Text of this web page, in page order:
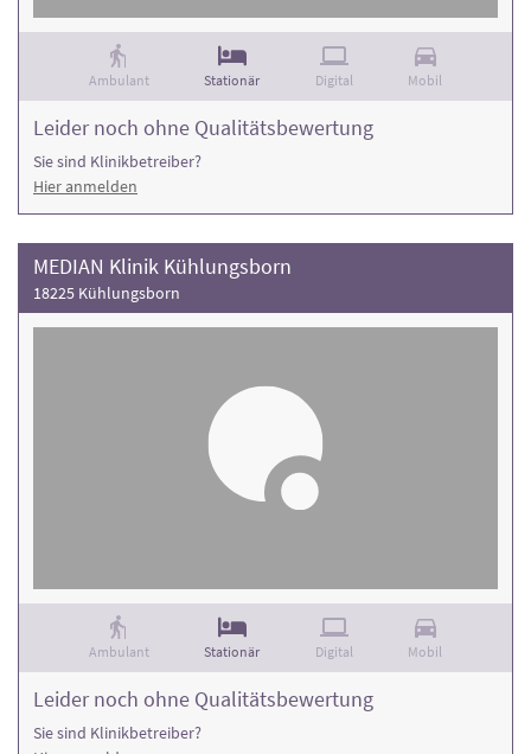
Ambulant Stationär Digital Mobil
Leider noch ohne Qualitätsbewertung
Sie sind Klinikbetreiber?
Hier anmelden
MEDIAN Klinik Kühlungsborn
18225 Kühlungsborn
Ambulant Stationär Digital Mobil
Leider noch ohne Qualitätsbewertung
Sie sind Klinikbetreiber?